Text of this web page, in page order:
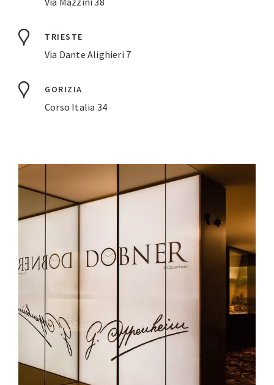
TRIESTE
Via Dante Alighieri 7
GORIZIA
Corso Italia 34